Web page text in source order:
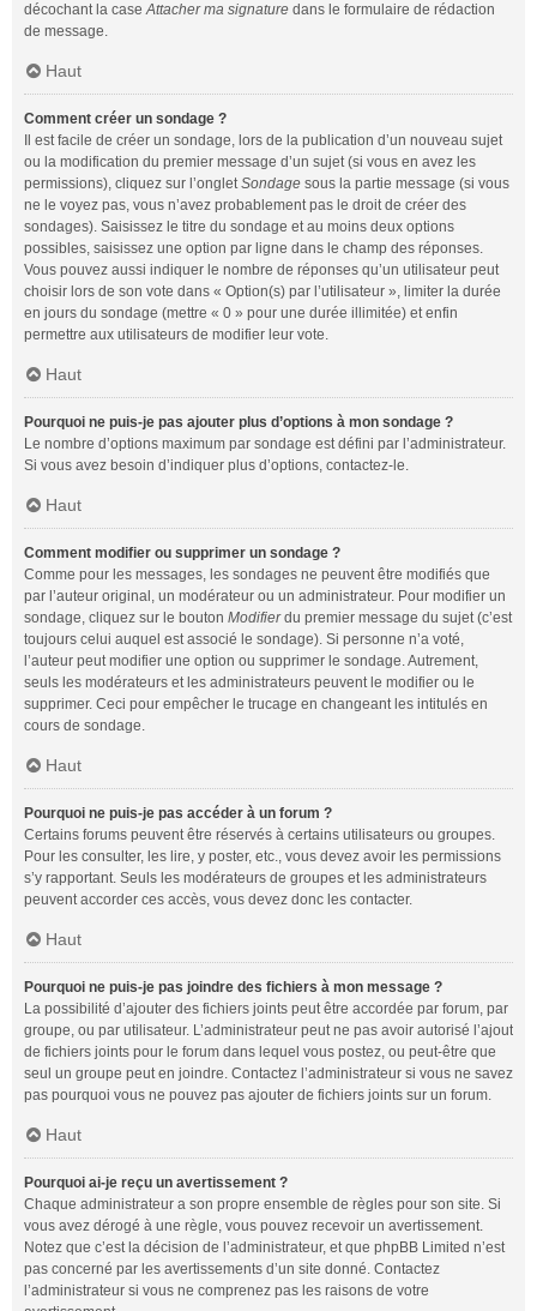
décochant la caseAttacher ma signature dans le formulaire de rédaction
de message.
Haut
Comment créer un sondage ?
Il est facile de créer un sondage, lors de la publication d’un nouveau sujet
ou la modification du premier message d’un sujet (si vous en avez les
permissions), cliquez sur l’ongletSondage sous la partie message (si vous
ne le voyez pas, vous n’avez probablement pas le droit de créer des
sondages). Saisissez le titre du sondage et au moins deux options
possibles, saisissez une option par ligne dans le champ des réponses.
Vous pouvez aussi indiquer le nombre de réponses qu’un utilisateur peut
choisir lors de son vote dans « Option(s) par l’utilisateur », limiter la durée
en jours du sondage (mettre « 0 » pour une durée illimitée) et enfin
permettre aux utilisateurs de modifier leur vote.
Haut
Pourquoi ne puis-je pas ajouter plus d’options à mon sondage ?
Le nombre d’options maximum par sondage est défini par l’administrateur.
Si vous avez besoin d’indiquer plus d’options, contactez-le.
Haut
Comment modifier ou supprimer un sondage ?
Comme pour les messages, les sondages ne peuvent être modifiés que
par l’auteur original, un modérateur ou un administrateur. Pour modifier un
sondage, cliquez sur le bouton Modifierdu premier message du sujet (c’est
toujours celui auquel est associé le sondage). Si personne n’a voté,
l’auteur peut modifier une option ou supprimer le sondage. Autrement,
seuls les modérateurs et les administrateurs peuvent le modifier ou le
supprimer. Ceci pour empêcher le trucage en changeant les intitulés en
cours de sondage.
Haut
Pourquoi ne puis-je pas accéder à un forum ?
Certains forums peuvent être réservés à certains utilisateurs ou groupes.
Pour les consulter, les lire, y poster, etc., vous devez avoir les permissions
s’y rapportant. Seuls les modérateurs de groupes et les administrateurs
peuvent accorder ces accès, vous devez donc les contacter.
Haut
Pourquoi ne puis-je pas joindre des fichiers à mon message ?
La possibilité d’ajouter des fichiers joints peut être accordée par forum, par
groupe, ou par utilisateur. L’administrateur peut ne pas avoir autorisé l’ajout
de fichiers joints pour le forum dans lequel vous postez, ou peut-être que
seul un groupe peut en joindre. Contactez l’administrateur si vous ne savez
pas pourquoi vous ne pouvez pas ajouter de fichiers joints sur un forum.
Haut
Pourquoi ai-je reçu un avertissement ?
Chaque administrateur a son propre ensemble de règles pour son site. Si
vous avez dérogé à une règle, vous pouvez recevoir un avertissement.
Notez que c’est la décision de l’administrateur, et que phpBB Limited n’est
pas concerné par les avertissements d’un site donné. Contactez
l’administrateur si vous ne comprenez pas les raisons de votre